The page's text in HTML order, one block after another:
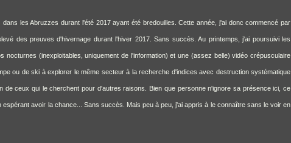
les Abruzzes durant l'été 2017 ayant été bredouilles. Cette année, j'ai donc commencé par
des preuves d'hivernage durant l'hiver 2017. Sans succès. Au printemps, j'ai poursuivi les
(inexploitables, uniquement de l'information) et une (assez belle) vidéo crépusculaire
ou de ski à explorer le même secteur à la recherche d'indices avec destruction systématique
ceux qui le cherchent pour d'autres raisons. Bien que personne n'ignore sa présence ici, ce
avoir la chance... Sans succès. Mais peu à peu, j'ai appris à le connaître sans le voir en